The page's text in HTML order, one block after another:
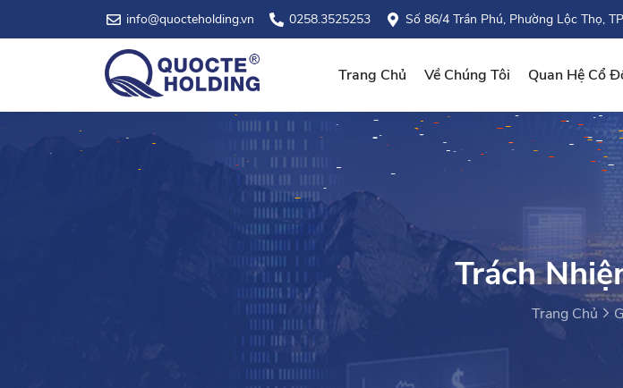
info@quocteholding.vn 0258.3525253 Số 86/4 Trần Phú, Phường Lộc Thọ,
Trang Chủ Về Chúng Tôi Quan Hệ Cổ
Trách
Trang Chủ